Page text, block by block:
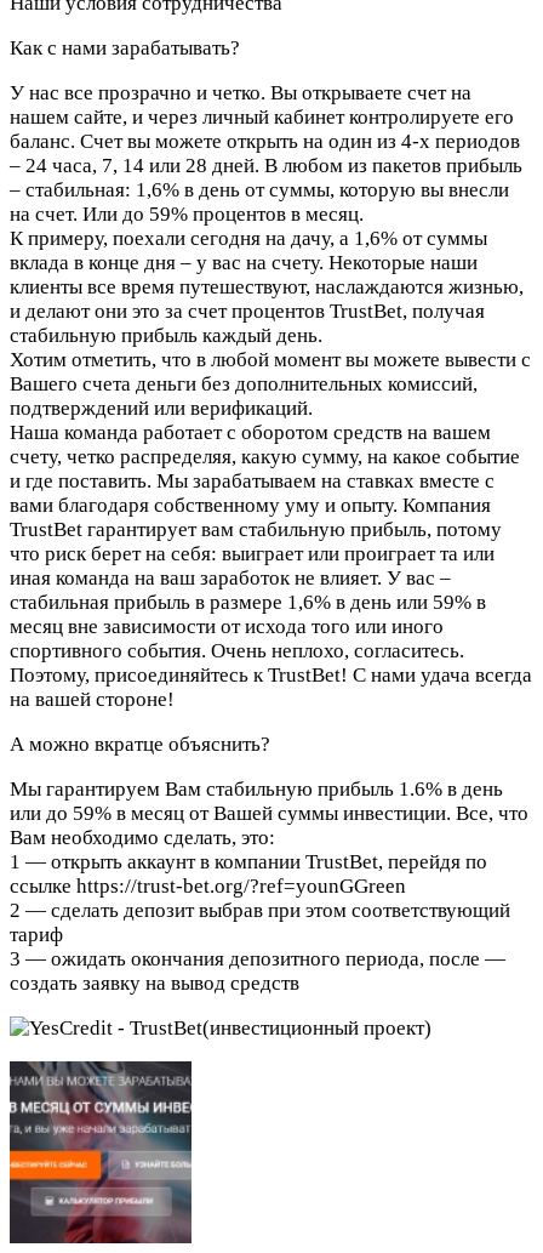
Как с нами зарабатывать?
У нас все прозрачно и четко. Вы открываете счет на
нашем сайте, и через личный кабинет контролируете его
баланс. Счет вы можете открыть на один из 4-х периодов
– 24 часа, 7, 14 или 28 дней. В любом из пакетов прибыль
– стабильная: 1,6% в день от суммы, которую вы внесли
на счет. Или до 59% процентов в месяц.
К примеру, поехали сегодня на дачу, а 1,6% от суммы
вклада в конце дня – у вас на счету. Некоторые наши
клиенты все время путешествуют, наслаждаются жизнью,
и делают они это за счет процентов TrustBet, получая
стабильную прибыль каждый день.
Хотим отметить, что в любой момент вы можете вывести с
Вашего счета деньги без дополнительных комиссий,
подтверждений или верификаций.
Наша команда работает с оборотом средств на вашем
счету, четко распределяя, какую сумму, на какое событие
и где поставить. Мы зарабатываем на ставках вместе с
вами благодаря собственному уму и опыту. Компания
TrustBet гарантирует вам стабильную прибыль, потому
что риск берет на себя: выиграет или проиграет та или
иная команда на ваш заработок не влияет. У вас –
стабильная прибыль в размере 1,6% в день или 59% в
месяц вне зависимости от исхода того или иного
спортивного события. Очень неплохо, согласитесь.
Поэтому, присоединяйтесь к TrustBet! С нами удача всегда
на вашей стороне!
А можно вкратце объяснить?
Мы гарантируем Вам стабильную прибыль 1.6% в день
или до 59% в месяц от Вашей суммы инвестиции. Все, что
Вам необходимо сделать, это:
1 — открыть аккаунт в компании TrustBet, перейдя по
ссылке https://trust-bet.org/?ref=younGGreen
2 — сделать депозит выбрав при этом соответствующий
тариф
3 — ожидать окончания депозитного периода, после —
создать заявку на вывод средств